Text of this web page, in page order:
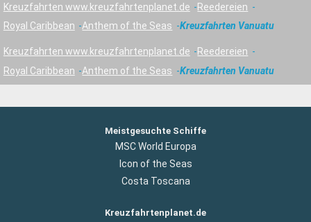
Kreuzfahrten www.kreuzfahrtenplanet.de
Reedereien
Royal Caribbean
Anthem of the Seas Kreuzfahrten Vanuatu
Kreuzfahrten www.kreuzfahrtenplanet.de
Reedereien
Royal Caribbean
Anthem of the Seas Kreuzfahrten Vanuatu
Meistgesuchte Schiffe
MSC World Europa
Icon of the Seas
Costa Toscana
Kreuzfahrtenplanet.de